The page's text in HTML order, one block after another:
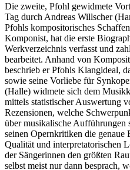
Die zweite, Pfohl gewidmete
Tag durch Andreas Willscher
Pfohls kompositorisches
Komponist, hat die erste
Werkverzeichnis verfasst und
bearbeitet. Anhand von
beschrieb er Pfohls Klangideal,
sowie seine Vorliebe für
(Halle) widmete sich dem
mittels statistischer Auswertung
Rezensionen, welche
über musikalische Aufführungen
seinen Opernkritiken die genaue
Qualität und interpretatorischen
der Sängerinnen den größten
selbst meist nur dann besprach,